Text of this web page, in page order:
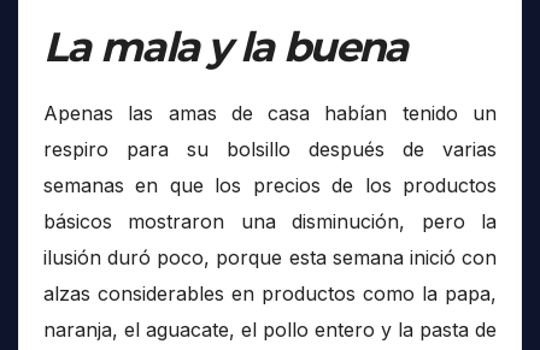
La mala y la buena
Apenas las amas de casa habían tenido un
respiro para su bolsillo después de varias
semanas en que los precios de los productos
básicos mostraron una disminución, pero la
ilusión duró poco, porque esta semana inició con
alzas considerables en productos como la papa,
naranja, el aguacate, el pollo entero y la pasta de